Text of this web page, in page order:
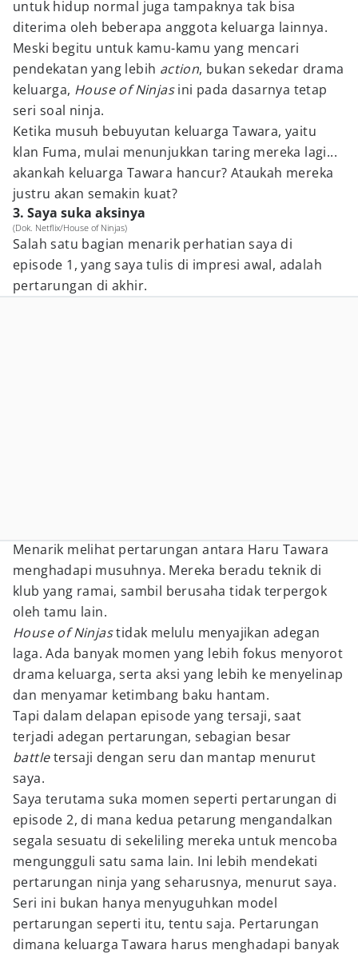
untuk hidup normal juga tampaknya tak bisa
diterima oleh beberapa anggota keluarga lainnya.
Meski begitu untuk kamu-kamu yang mencari
pendekatan yang lebih action, bukan sekedar drama
keluarga, House of Ninjasini pada dasarnya tetap
seri soal ninja.
Ketika musuh bebuyutan keluarga Tawara, yaitu
klan Fuma, mulai menunjukkan taring mereka lagi...
akankah keluarga Tawara hancur? Ataukah mereka
justru akan semakin kuat?
3. Saya suka aksinya
(Dok. Netflix/House of Ninjas)
Salah satu bagian menarik perhatian saya di
episode 1, yang saya tulis di impresi awal, adalah
pertarungan di akhir.
Menarik melihat pertarungan antara Haru Tawara
menghadapi musuhnya. Mereka beradu teknik di
klub yang ramai, sambil berusaha tidak terpergok
oleh tamu lain.
House of Ninjastidak melulu menyajikan adegan
laga. Ada banyak momen yang lebih fokus menyorot
drama keluarga, serta aksi yang lebih ke menyelinap
dan menyamar ketimbang baku hantam.
Tapi dalam delapan episode yang tersaji, saat
terjadi adegan pertarungan, sebagian besar
battletersaji dengan seru dan mantap menurut
saya.
Saya terutama suka momen seperti pertarungan di
episode 2, di mana kedua petarung mengandalkan
segala sesuatu di sekeliling mereka untuk mencoba
mengungguli satu sama lain. Ini lebih mendekati
pertarungan ninja yang seharusnya, menurut saya.
Seri ini bukan hanya menyuguhkan model
pertarungan seperti itu, tentu saja. Pertarungan
dimana keluarga Tawara harus menghadapi banyak